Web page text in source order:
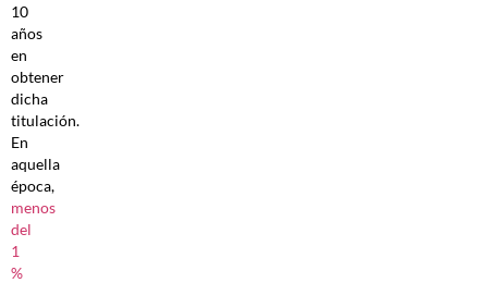
10
años
en
obtener
dicha
titulación.
En
aquella
época,
menos
del
1
%